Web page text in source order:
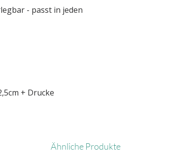
- passt in jeden
+ Drucke
Ähnliche Produkte